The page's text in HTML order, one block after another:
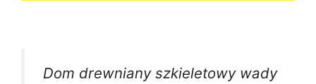
Dom drewniany szkieletowy wady